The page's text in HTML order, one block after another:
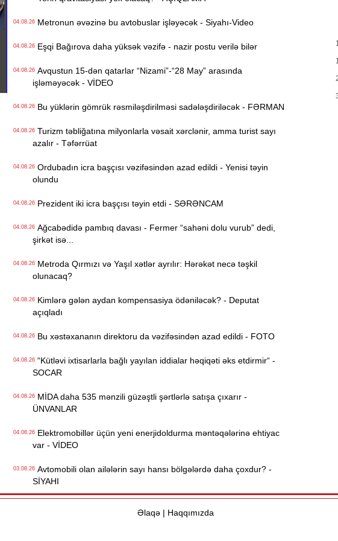
04.08.26Metronun əvəzinə bu avtobuslar işləyəcək - Siyahı-Video
04.08.26Eşqi Bağırova daha yüksək vəzifə - nazir postu verilə bilər
04.08.26Avqustun 15-dən qatarlar “Nizami”-“28 May” arasında
işləməyəcək - VİDEO
04.08.26Bu yüklərin gömrük rəsmiləşdirilməsi sadələşdiriləcək - FƏRMAN
04.08.26Turizm təbliğatına milyonlarla vəsait xərclənir, amma turist sayı
azalır - Təfərrüat
04.08.26Ordubadın icra başçısı vəzifəsindən azad edildi - Yenisi təyin
olundu
04.08.26Prezident iki icra başçısı təyin etdi - SƏRƏNCAM
04.08.26Ağcabədidə pambıq davası - Fermer “sahəni dolu vurub” dedi,
şirkət isə...
04.08.26Metroda Qırmızı və Yaşıl xətlər ayrılır: Hərəkət necə təşkil
olunacaq?
04.08.26Kimlərə gələn aydan kompensasiya ödəniləcək? - Deputat
açıqladı
04.08.26Bu xəstəxananın direktoru da vəzifəsindən azad edildi - FOTO
04.08.26“Kütləvi ixtisarlarla bağlı yayılan iddialar həqiqəti əks etdirmir“ -
SOCAR
04.08.26MİDA daha 535 mənzili güzəştli şərtlərlə satışa çıxarır -
ÜNVANLAR
04.08.26Elektromobillər üçün yeni enerjidoldurma məntəqələrinə ehtiyac
var - VİDEO
03.08.26Avtomobili olan ailələrin sayı hansı bölgələrdə daha çoxdur? -
SİYAHI
Əlaqə| Haqqımızda